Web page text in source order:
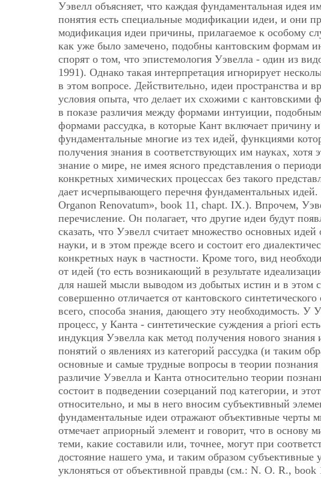
Уэвелл объясняет, что каждая фундаментальная идея
понятия есть специальные модификации идеи, и они
модификация идеи причины, прилагаемое к особому
как уже было замечено, подобны кантовским формам
спорят о том, что эпистемология Уэвелла - один из
1991). Однако такая интерпретация игнорирует
в этом вопросе. Действительно, идеи пространства и
условия опыта, что делает их схожими с
в показе различия между формами интуиции,
формами рассудка, в которые Кант включает причину
фундаментальные многие из тех идей, функциями
получения знания в соответствующих им науках,
знание о мире, не имея ясного представления о
конкретных химических процессах без такого
дает исчерпывающего перечня фундаментальных
Organon Renovatum», book 11, chapt. IХ.). Впрочем,
перечисление. Он полагает, что другие идеи будут
сказать, что Уэвелл считает множество основных
науки, и в этом прежде всего и состоит его
конкретных наук в частности. Кроме того, вид
от идей (то есть возникающий в результате
для нашей мысли выводом из добытых истин и в этом
совершенно отличается от кантовского
всего, способа знания, дающего эту необходимость. У
процесс, у Канта - синтетические суждения a priori
индукция Уэвелла как метод получения нового
понятий о явлениях из категорий рассудка (и таким
основные и самые трудные вопросы в теории
различие Уэвелла и Канта относительно теории
состоит в подведении созерцаний под категории, и
относительно, и мы в него вносим субъективный
фундаментальные идеи отражают объективные черты
отмечает априорный элемент и говорит, что в основу
теми, какие составили или, точнее, могут при
достояние нашего ума, и таким образом субъективные
уклоняться от объективной правды (см.: N. O. R.,